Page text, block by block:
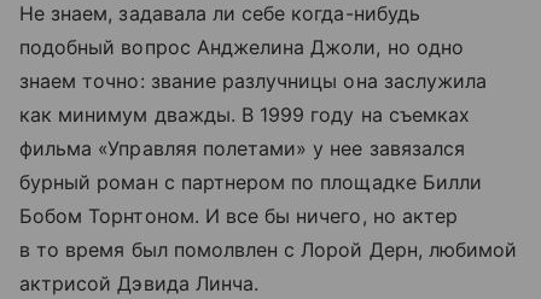
Не знаем, задавала ли себе когда-нибудь
подобный вопрос Анджелина Джоли, но одно
знаем точно: звание разлучницы она заслужила
как минимум дважды. В 1999 году на съемках
фильма «Управляя полетами» у нее завязался
бурный роман с партнером по площадке Билли
Бобом Торнтоном. И все бы ничего, но актер
в то время был помолвлен с Лорой Дерн, любимой
актрисой Дэвида Линча.